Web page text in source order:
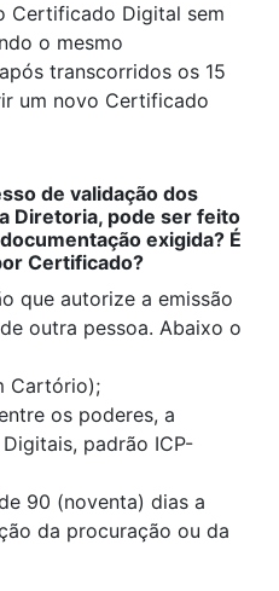
Certificado Digital sem
o mesmo
transcorridos os 15
um novo Certificado
de validação dos
Diretoria, pode ser feito
exigida? É
Certificado?
que autorize a emissão
outra pessoa. Abaixo o
Cartório);
os poderes, a
padrão ICP-
90 (noventa) dias a
da procuração ou da